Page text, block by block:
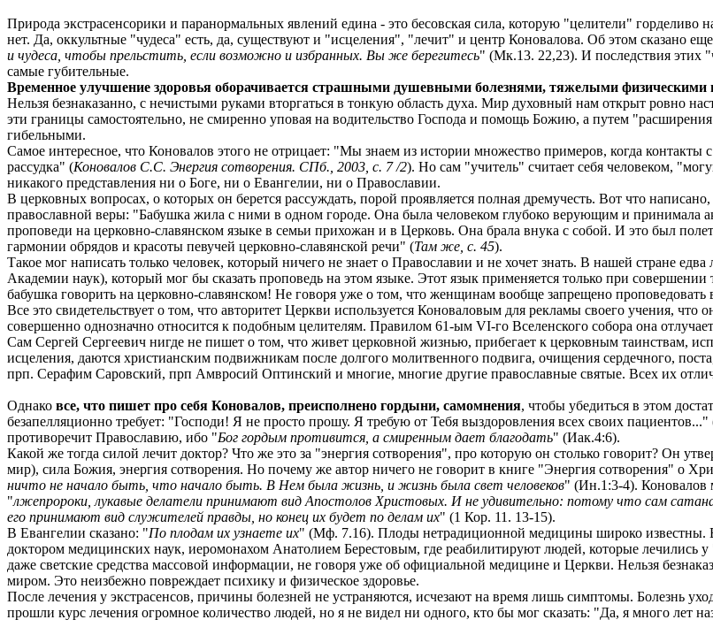
Природа экстрасенсорики и паранормальных явлений едина - это бесовская сила, которую "целители"
нет. Да, оккультные "чудеса" есть, да, существуют и "исцеления", "лечит" и центр Коновалова. Об этом сказано
и чудеса, чтобы прельстить, если возможно и избранных. Вы же берегитесь" (Мк.13. 22,23). И последствия этих
самые губительные.
Временное улучшение здоровья оборачивается страшными душевными болезнями, тяжелыми физическими
Нельзя безнаказанно, с нечистыми руками вторгаться в тонкую область духа. Мир духовный нам открыт ровно
эти границы самостоятельно, не смиренно уповая на водительство Господа и помощь Божию, а путем
гибельными.
Самое интересное, что Коновалов этого не отрицает: "Мы знаем из истории множество примеров, когда
рассудка" (Коновалов С.С. Энергия сотворения. СПб., 2003, с. 7 /2). Но сам "учитель" считает себя человеком,
никакого представления ни о Боге, ни о Евангелии, ни о Православии.
В церковных вопросах, о которых он берется рассуждать, порой проявляется полная дремучесть. Вот что
православной веры: "Бабушка жила с ними в одном городе. Она была человеком глубоко верующим и принимала
проповеди на церковно-славянском языке в семьи прихожан и в Церковь. Она брала внука с собой. И это был
гармонии обрядов и красоты певучей церковно-славянской речи" (Там же, с. 45).
Такое мог написать только человек, который ничего не знает о Православии и не хочет знать. В нашей стране
Академии наук), который мог бы сказать проповедь на этом языке. Этот язык применяется только при
бабушка говорить на церковно-славянском! Не говоря уже о том, что женщинам вообще запрещено проповедовать
Все это свидетельствует о том, что авторитет Церкви используется Коноваловым для рекламы своего учения,
совершенно однозначно относится к подобным целителям. Правилом 61-ым VI-го Вселенского собора она
Сам Сергей Сергеевич нигде не пишет о том, что живет церковной жизнью, прибегает к церковным таинствам,
исцеления, даются христианским подвижникам после долгого молитвенного подвига, очищения сердечного,
прп. Серафим Саровский, прп Амвросий Оптинский и многие, многие другие православные святые. Всех их
Однако все, что пишет про себя Коновалов, преисполнено гордыни, самомнения, чтобы убедиться в этом
безапелляционно требует: "Господи! Я не просто прошу. Я требую от Тебя выздоровления всех своих пациентов..."
противоречит Православию, ибо "Бог гордым противится, а смиренным дает благодать" (Иак.4:6).
Какой же тогда силой лечит доктор? Что же это за "энергия сотворения", про которую он столько говорит? Он
мир), сила Божия, энергия сотворения. Но почему же автор ничего не говорит в книге "Энергия сотворения" о
ничто не начало быть, что начало быть. В Нем была жизнь, и жизнь была свет человеков" (Ин.1:3-4). Коновалов
"лжепророки, лукавые делатели принимают вид Апостолов Христовых. И не удивительно: потому что сам
его принимают вид служителей правды, но конец их будет по делам их" (1 Кор. 11. 13-15).
В Евангелии сказано: "По плодам их узнаете их" (Мф. 7.16). Плоды нетрадиционной медицины широко известны.
доктором медицинских наук, иеромонахом Анатолием Берестовым, где реабилитируют людей, которые
даже светские средства массовой информации, не говоря уже об официальной медицине и Церкви. Нельзя
миром. Это неизбежно повреждает психику и физическое здоровье.
После лечения у экстрасенсов, причины болезней не устраняются, исчезают на время лишь симптомы. Болезнь
прошли курс лечения огромное количество людей, но я не видел ни одного, кто бы мог сказать: "Да, я много лет